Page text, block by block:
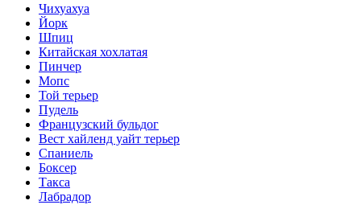
Чихуахуа
Йорк
Шпиц
Китайская хохлатая
Пинчер
Мопс
Той терьер
Пудель
Французский бульдог
Вест хайленд уайт терьер
Спаниель
Боксер
Такса
Лабрадор